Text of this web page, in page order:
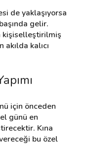
de yaklaşıyorsa
gelir.
kişiselleştirilmiş
kalıcı
için önceden
günü en
Kına
bu özel